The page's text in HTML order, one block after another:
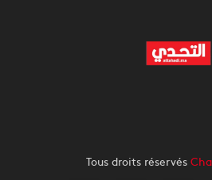
Tous droits réservés